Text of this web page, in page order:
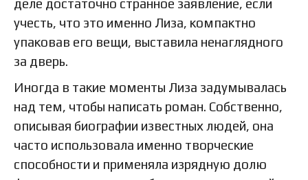
деле достаточно странное заявление, если
учесть, что это именно Лиза, компактно
упаковав его вещи, выставила ненаглядного
за дверь.
Иногда в такие моменты Лиза задумывалась
над тем, чтобы написать роман. Собственно,
описывая биографии известных людей, она
часто использовала именно творческие
способности и применяла изрядную долю